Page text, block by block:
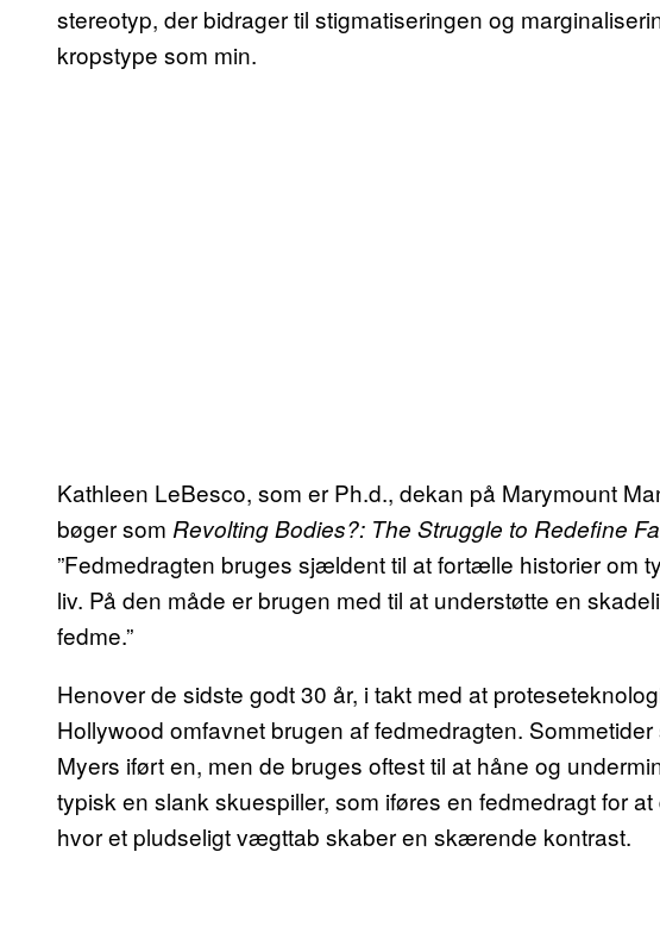
stereotyp, der bidrager til stigmatiseringen og
kropstype som min.
Kathleen LeBesco, som er Ph.d., dekan på Marymount
bøger som Revolting Bodies?: The Struggle to Redefine
”Fedmedragten bruges sjældent til at fortælle historier om
liv. På den måde er brugen med til at understøtte en
fedme.”
Henover de sidste godt 30 år, i takt med at
Hollywood omfavnet brugen af fedmedragten.
Myers iført en, men de bruges oftest til at håne og
typisk en slank skuespiller, som iføres en fedmedragt for
hvor et pludseligt vægttab skaber en skærende kontrast.